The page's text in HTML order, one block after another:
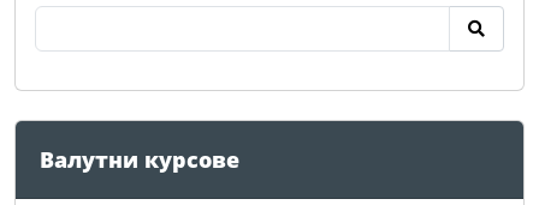
Валутни курсове